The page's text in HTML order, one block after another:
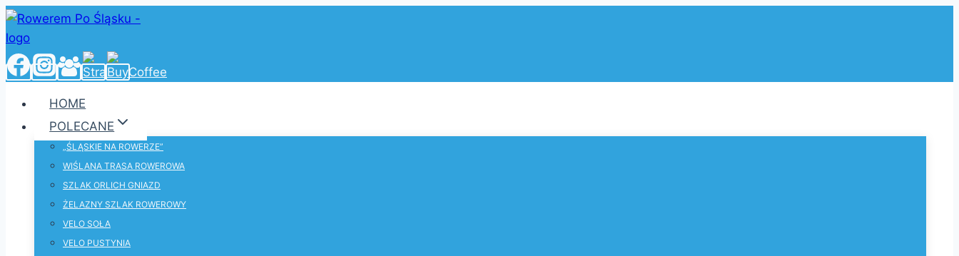
Przejdź
do
treści
HOME
POLECANE
„ŚLĄSKIE NA ROWERZE”
WIŚLANA TRASA ROWEROWA
SZLAK ORLICH GNIAZD
ŻELAZNY SZLAK ROWEROWY
VELO SOŁA
VELO PUSTYNIA